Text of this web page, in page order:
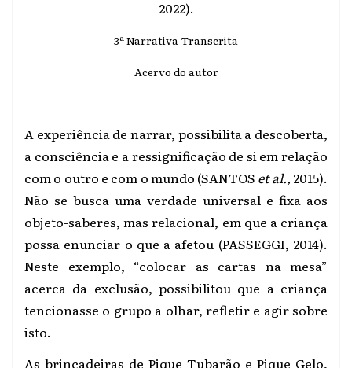
2022).
3ª Narrativa Transcrita
Acervo do autor
A experiência de narrar, possibilita a descoberta,
a consciência e a ressignificação de si em relação
com o outro e com o mundo (SANTOS et al., 2015).
Não se busca uma verdade universal e fixa aos
objeto-saberes, mas relacional, em que a criança
possa enunciar o que a afetou (PASSEGGI, 2014).
Neste exemplo, “colocar as cartas na mesa”
acerca da exclusão, possibilitou que a criança
tencionasse o grupo a olhar, refletir e agir sobre
isto.
As brincadeiras de Pique Tubarão e Pique Gelo,